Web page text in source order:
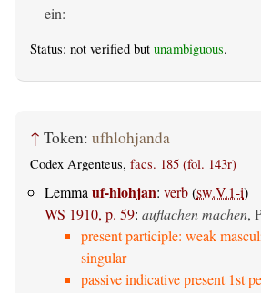
ein:
Status: not verified but unambiguous.
↑ Token: ufhlohjanda
Codex Argenteus, facs. 185 (fol. 143r)
Lemma uf-hlohjan: verb(sw.V.1-i)
WS 1910, p. 59: auflachen machen,
present participle: weak
singular
passive indicative present 1st